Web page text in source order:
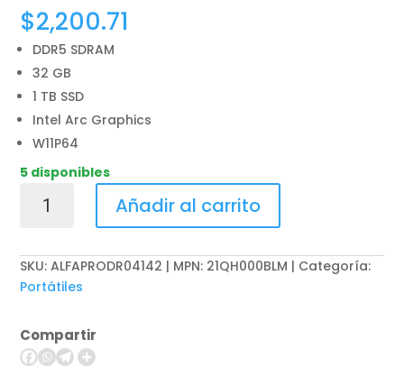
$2,200.71
DDR5 SDRAM
32 GB
1 TB SSD
Intel Arc Graphics
W11P64
5 disponibles
-
Intel
Core
5
228V
Añadir al carrito
SKU:ALFAPRODR04142 | MPN: 21QH000BLM
Categoría:
Portátiles
Compartir